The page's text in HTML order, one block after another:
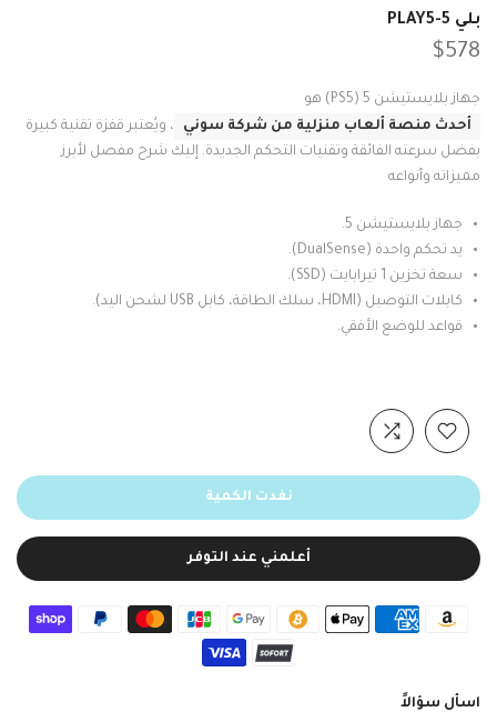
بلي 5-PLAY5
$578
جهاز بلايستيشن 5 (PS5) هو
أحدث منصة ألعاب منزلية من شركة سوني
، ويُعتبر قفزة تقنية كبيرة
بفضل سرعته الفائقة وتقنيات التحكم الجديدة. إليك شرح مفصل لأبرز
مميزاته وأنواعه
جهاز بلايستيشن 5.
يد تحكم واحدة (DualSense).
سعة تخزين 1 تيرابايت (SSD).
كابلات التوصيل (HDMI، سلك الطاقة، كابل USB لشحن اليد).
قواعد للوضع الأفقي.
نفدت الكمية
أعلمني عند التوفر
اسأل سؤالاً